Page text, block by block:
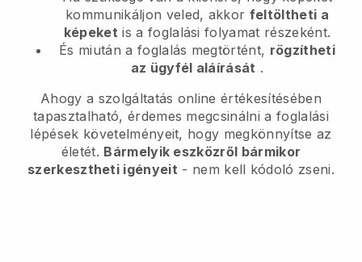
kommunikáljon veled, akkor feltöltheti a
képeket is a foglalási folyamat részeként.
És miután a foglalás megtörtént, rögzítheti
az ügyfél aláírását .
Ahogy a szolgáltatás online értékesítésében
tapasztalható, érdemes megcsinálni a foglalási
lépések követelményeit, hogy megkönnyítse az
életét. Bármelyik eszközről bármikor
szerkesztheti igényeit - nem kell kódoló zseni.